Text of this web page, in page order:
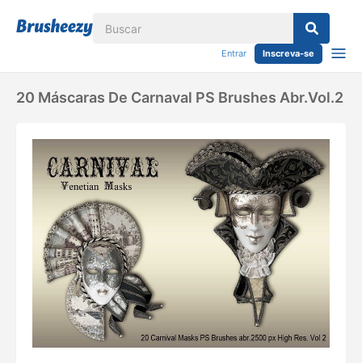
Entrar Inscreva-se
20 Máscaras De Carnaval PS Brushes Abr.vol.2